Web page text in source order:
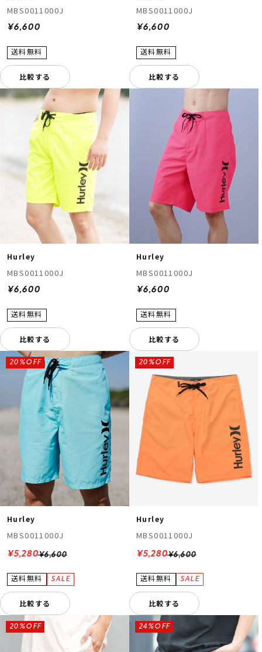
MBS0011000J
¥6,600
比較する
MBS0011000J
¥6,600
比較する
Hurley
MBS0011000J
¥6,600
比較する
Hurley
MBS0011000J
¥6,600
比較する
Hurley
MBS0011000J
¥6,600
20%OFF
¥5,280
比較する
Hurley
MBS0011000J
¥6,600
20%OFF
¥5,280
比較する
20%OFF 24%OFF